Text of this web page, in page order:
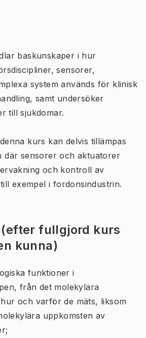
baskunskaper i hur
sensorer,
system används för klinisk
samt undersöker
till sjukdomar.
kurs kan delvis tillämpas
där sensorer och aktuatorer
och kontroll av
exempel i fordonsindustrin.
fullgjord kurs
kunna)
funktioner i
från det molekylära
och varför de mäts, liksom
uppkomsten av